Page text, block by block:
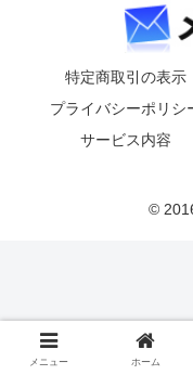
特定商取引の表示
プライバシーポリシ
サービス内容
©
メニュー ホーム